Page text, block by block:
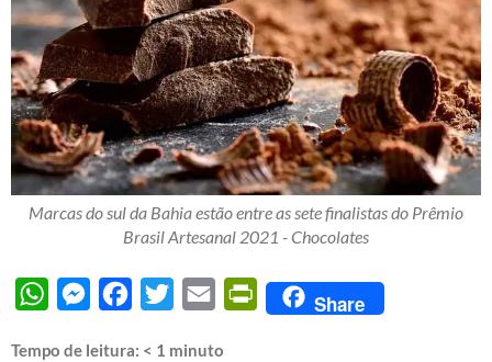
Marcas do sul da Bahia estão entre as sete finalistas do Prêmio
Brasil Artesanal 2021 - Chocolates
WhatsAppMessengerFacebook
Twitter Email PrintFriendly
Share
Tempo de leitura: < 1 minuto